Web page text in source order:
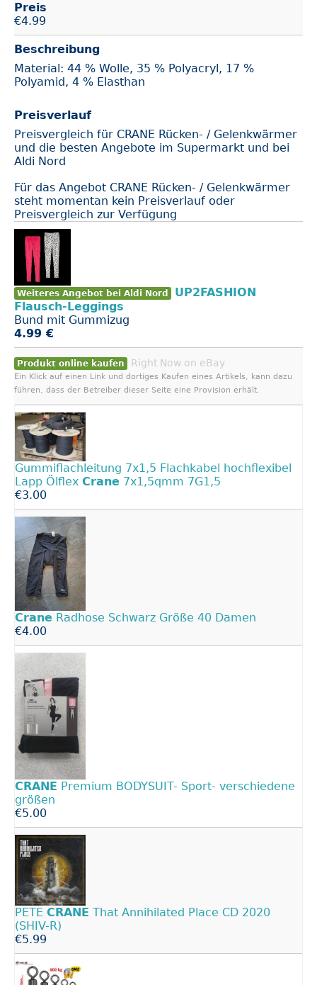
Preis
€4.99
Beschreibung
Material: 44 % Wolle, 35 % Polyacryl, 17 %
Polyamid, 4 % Elasthan
Preisverlauf
Preisvergleich für CRANE Rücken- / Gelenkwärmer
und die besten Angebote im Supermarkt und bei
Aldi Nord
Für das Angebot CRANE Rücken- / Gelenkwärmer
steht momentan kein Preisverlauf oder
Preisvergleich zur Verfügung
Weiteres Angebot bei Aldi Nord
UP2FASHION
Flausch-Leggings
Bund mit Gummizug
4.99 €
Produkt online kaufen Right Now on eBay
Ein Klick auf einen Link und dortiges Kaufen eines Artikels, kann dazu
führen, dass der Betreiber dieser Seite eine Provision erhält.
Gummiflachleitung 7x1,5 Flachkabel hochflexibel
Lapp Ölflex Crane 7x1,5qmm 7G1,5
€3.00
Crane Radhose Schwarz Größe 40 Damen
€4.00
CRANE Premium BODYSUIT- Sport- verschiedene
größen
€5.00
PETE CRANE That Annihilated Place CD 2020
(SHIV-R)
€5.99